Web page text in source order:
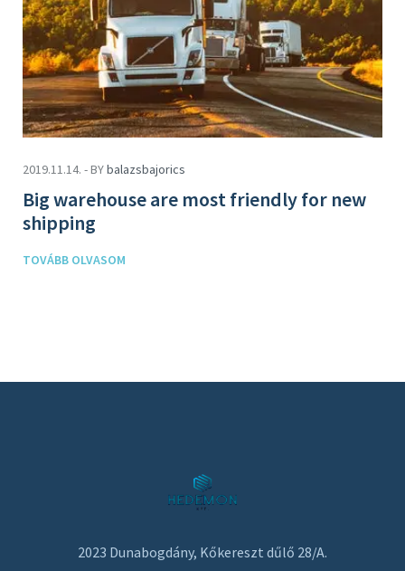
2019.11.14. - BYbalazsbajorics
Big warehouse are most friendly for new
shipping
TOVÁBB OLVASOM
2023 Dunabogdány, Kőkereszt dűlő 28/A.